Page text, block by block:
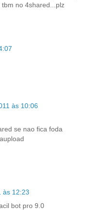
no 4shared...plz
às 10:06
se nao fica foda
às 12:23
bot pro 9.0